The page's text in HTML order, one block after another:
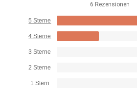
6 Rezensionen
5 Sterne
4 Sterne
3 Sterne
2 Sterne
1 Stern